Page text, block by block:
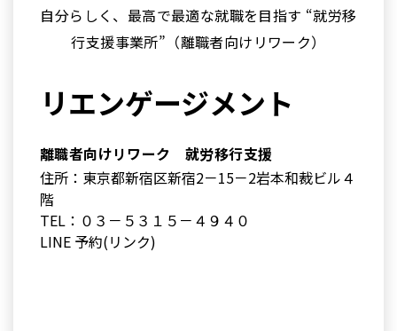
自分らしく、最高で最適な就職を目指す “就労移
行支援事業所”（離職者向けリワーク）
リエンゲージメント
離職者向けリワーク 就労移行支援
住所：東京都新宿区新宿2－15－2岩本和裁ビル４
階
TEL：０３－５３１５－４９４０
LINE 予約(リンク)